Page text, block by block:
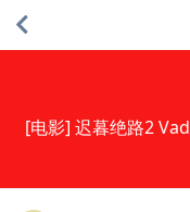
[电影] 迟暮绝路2